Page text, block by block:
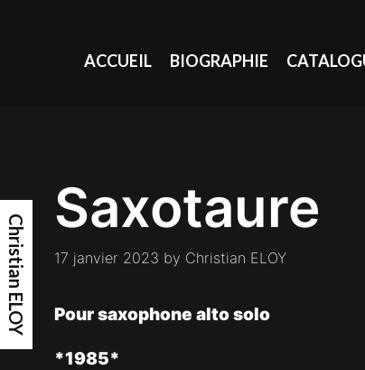
ACCUEIL BIOGRAPHIE
Saxotaure
17 janvier 2023 by Christian ELOY
Pour saxophone alto solo
*1985*
Christian ELOY